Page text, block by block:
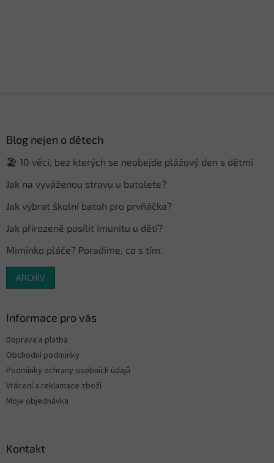
Blog nejen o dětech
🏖️ 10 věcí, bez kterých se neobejde plážový den s dětmi
Jak na vyváženou stravu u batolete?
Jak vybrat školní batoh pro prvňáčka?
Jak přirozeně posílit imunitu u dětí?
Miminko pláče? Poradíme, co s tím.
ARCHIV
Informace pro vás
Doprava a platba
Obchodní podmínky
Podmínky ochrany osobních údajů
Vrácení a reklamace zboží
Moje objednávka
Kontakt